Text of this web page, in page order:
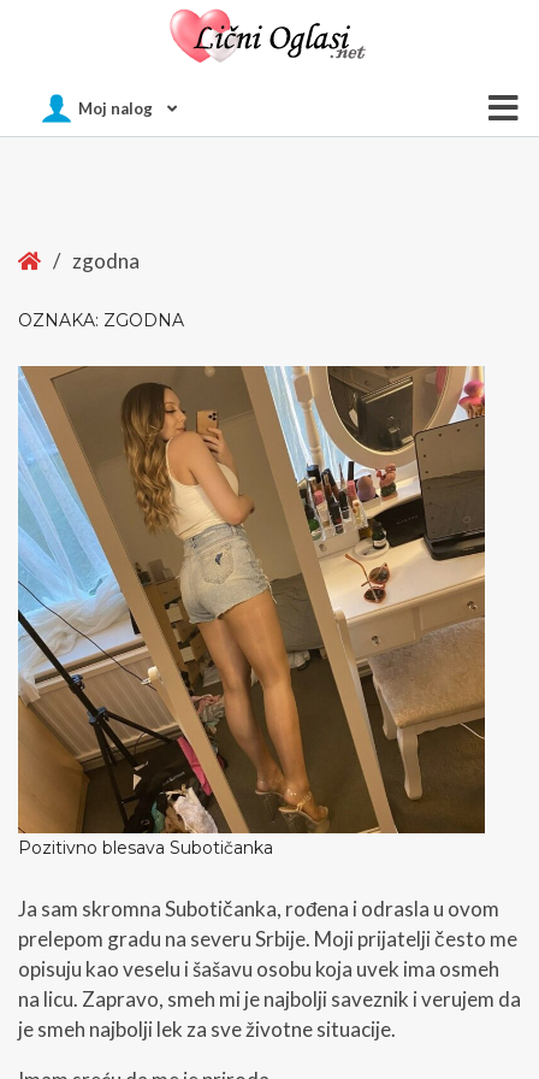
Moj nalog
Home
/ zgodna
OZNAKA: ZGODNA
Pozitivno blesava Subotičanka
Ja sam skromna Subotičanka, rođena i odrasla u ovom
prelepom gradu na severu Srbije. Moji prijatelji često me
opisuju kao veselu i šašavu osobu koja uvek ima osmeh
na licu. Zapravo, smeh mi je najbolji saveznik i verujem da
je smeh najbolji lek za sve životne situacije.